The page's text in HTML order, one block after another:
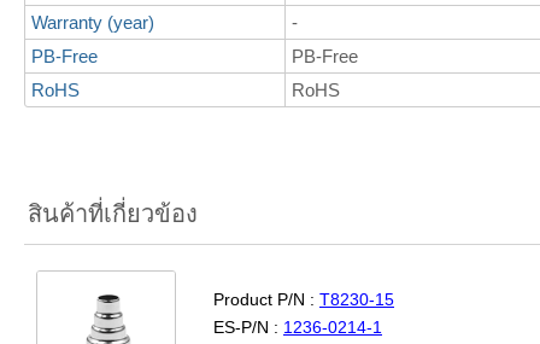
Warranty (year)
-
PB-Free
PB-Free
RoHS
RoHS
สินค้าที่เกี่ยวข้อง
Product P/N : T8230-15
ES-P/N : 1236-0214-1